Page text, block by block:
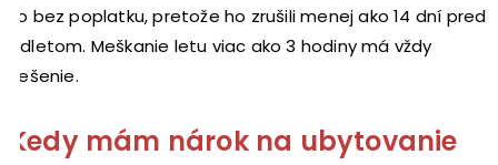
to bez poplatku, pretože ho zrušili menej ako 14 dní pred
odletom. Meškanie letu viac ako 3 hodiny má vždy
riešenie.
Kedy mám nárok na ubytovanie